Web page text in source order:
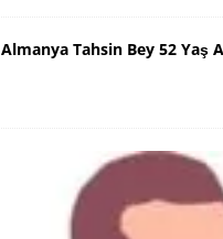
Almanya Tahsin Bey 52 Yaş